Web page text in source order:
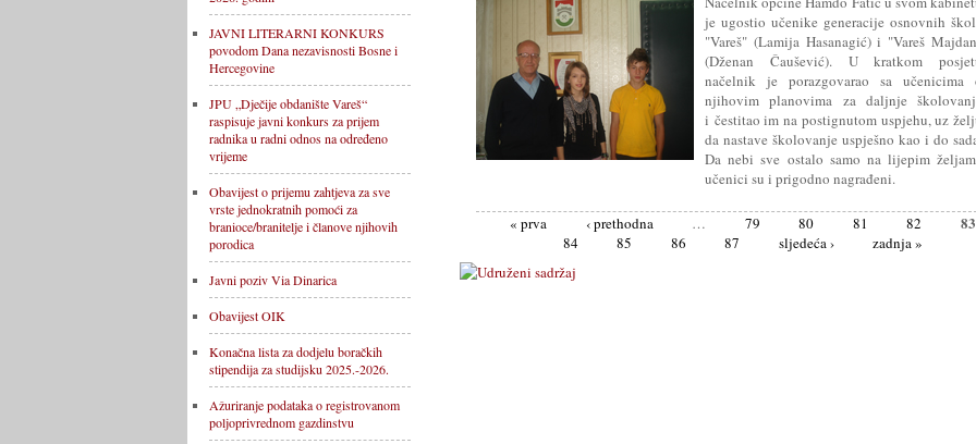
JAVNI LITERARNI KONKURS
povodom Dana nezavisnosti Bosne i
Hercegovine
JPU „Dječije obdanište Vareš“
raspisuje javni konkurs za prijem
radnika u radni odnos na određeno
vrijeme
Obavijest o prijemu zahtjeva za sve
vrste jednokratnih pomoći za
branioce/branitelje i članove njihovih
porodica
Javni poziv Via Dinarica
Obavijest OIK
Konačna lista za dodjelu boračkih
stipendija za studijsku 2025.-2026.
Ažuriranje podataka o registrovanom
poljoprivrednom gazdinstvu
je ugostio učenike generacije osnovnih
"Vareš" (Lamija Hasanagić) i "Vareš
(Dženan Čaušević). U kratkom
načelnik je porazgovarao sa učenicima
njihovim planovima za daljnje
i čestitao im na postignutom uspjehu, uz
da nastave školovanje uspješno kao i do
Da nebi sve ostalo samo na lijepim
učenici su i prigodno nagrađeni.
« prva ‹ prethodna … 79 80 81 82 83
84 85 86 87 sljedeća › zadnja »